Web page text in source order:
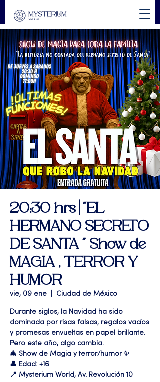
20:30 hrs | "EL
HERMANO SECRETO
DE SANTA " Show de
MAGIA , TERROR Y
HUMOR
vie, 09 ene Ciudad de México
Durante siglos, la Navidad ha sido
dominada por risas falsas, regalos vacíos
y promesas envueltas en papel brillante.
Pero este año, algo cambia.
🎄 Show de Magia y terror/humor ✨
👤 Edad: +16
📍 Mysterium World, Av. Revolución 10